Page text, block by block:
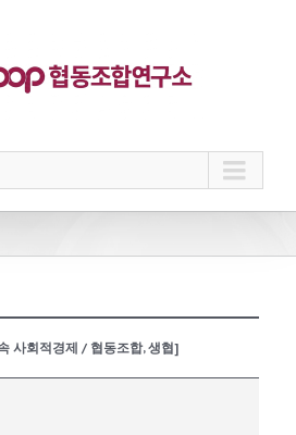
사회적경제 / 협동조합, 생협]